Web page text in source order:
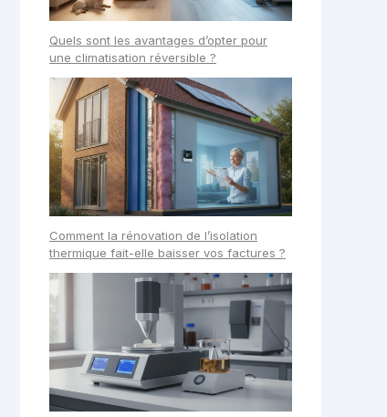
Quels sont les avantages d’opter pour
une climatisation réversible ?
Comment la rénovation de l’isolation
thermique fait-elle baisser vos factures ?